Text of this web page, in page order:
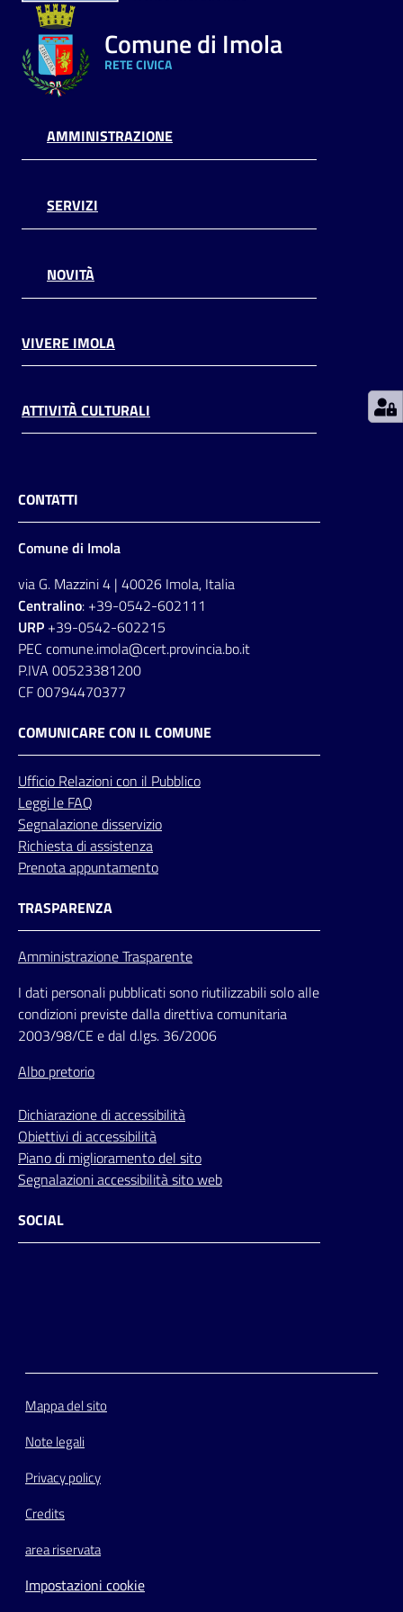
Argomenti
PNRR
line
Comune di Imola
RETE CIVICA
AMMINISTRAZIONE
SERVIZI
NOVITÀ
VIVERE IMOLA
ATTIVITÀ CULTURALI
CONTATTI
Comune di Imola
via G. Mazzini 4 | 40026 Imola, Italia
Centralino: +39-0542-602111
URP +39-0542-602215
PEC comune.imola@cert.provincia.bo.it
P.IVA 00523381200
CF 00794470377
COMUNICARE CON IL COMUNE
Ufficio Relazionicon il Pubblico
Leggi le FAQ
Segnalazione disservizio
Richiesta di assistenza
Prenota appuntamento
TRASPARENZA
Amministrazione Trasparente
I dati personali pubblicati sono riutilizzabili solo alle
condizioni previste dalla direttiva comunitaria
2003/98/CE e dal d.lgs. 36/2006
Albo pretorio
Dichiarazione di accessibilità
Obiettivi di accessibilità
Piano di miglioramento del sito
Segnalazioni accessibilità sito web
SOCIAL
Mappa del sito
Note legali
Privacy policy
Credits
area riservata
Impostazioni cookie